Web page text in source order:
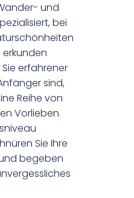
und
bei
erkunden
erfahrener
sind,
Reihe von
Vorlieben
Sie Ihre
begeben